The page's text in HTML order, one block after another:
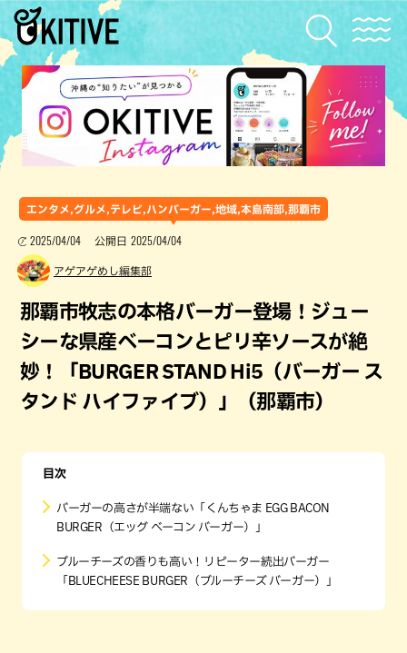
エンタメ,グルメ,テレビ,ハンバーガー,地域,本島南部,那覇市
2025/04/04 公開日 2025/04/04
アゲアゲめし編集部
那覇市牧志の本格バーガー登場！ジュー
シーな県産ベーコンとピリ辛ソースが絶
妙！「BURGER STAND Hi5（バーガー ス
タンド ハイファイブ）」（那覇市）
目次
バーガーの高さが半端ない「くんちゃま EGG BACON
BURGER（エッグ ベーコン バーガー）」
ブルーチーズの香りも高い！リピーター続出バーガー
「BLUECHEESE BURGER（ブルーチーズ バーガー）」